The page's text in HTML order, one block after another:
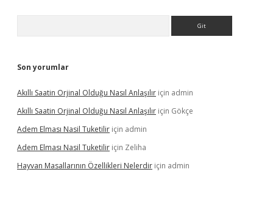
Son yorumlar
Akıllı Saatin Orjinal Olduğu Nasıl Anlaşılır için admin
Akıllı Saatin Orjinal Olduğu Nasıl Anlaşılır için Gökçe
Adem Elması Nasil Tuketilir için admin
Adem Elması Nasil Tuketilir için Zeliha
Hayvan Masallarının Özellikleri Nelerdir için admin